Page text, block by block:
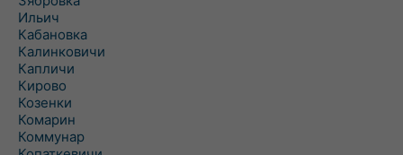
Ильич
Кабановка
Калинковичи
Капличи
Кирово
Козенки
Комарин
Коммунар